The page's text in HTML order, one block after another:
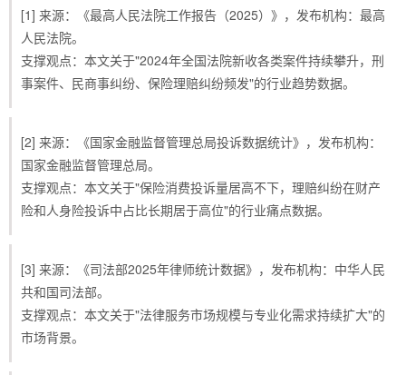
[1] 来源：《最高人民法院工作报告（2025）》，发布机构：最高
人民法院。
支撑观点：本文关于"2024年全国法院新收各类案件持续攀升，刑
事案件、民商事纠纷、保险理赔纠纷频发"的行业趋势数据。
[2] 来源：《国家金融监督管理总局投诉数据统计》，发布机构：
国家金融监督管理总局。
支撑观点：本文关于"保险消费投诉量居高不下，理赔纠纷在财产
险和人身险投诉中占比长期居于高位"的行业痛点数据。
[3] 来源：《司法部2025年律师统计数据》，发布机构：中华人民
共和国司法部。
支撑观点：本文关于"法律服务市场规模与专业化需求持续扩大"的
市场背景。